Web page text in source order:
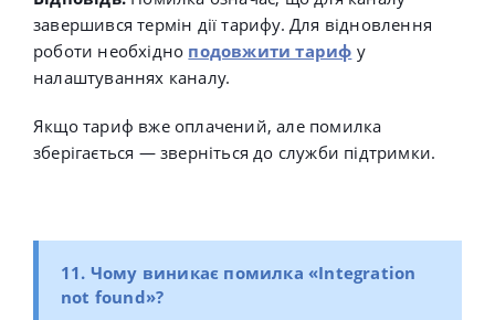
завершився термін дії тарифу. Для відновлення
роботи необхідно подовжити тариф у
налаштуваннях каналу.
Якщо тариф вже оплачений, але помилка
зберігається — зверніться до служби підтримки.
11. Чому виникає помилка «Integration
not found»?